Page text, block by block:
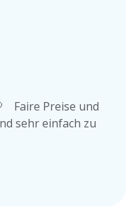
Faire Preise und
sehr einfach zu